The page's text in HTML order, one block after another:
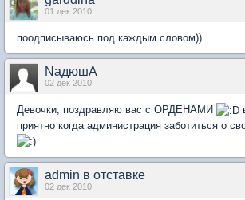
01 дек 2010
поодписываюсь под каждым словом))
NадюшА
02 дек 2010
Девочки, поздравляю вас с ОРДЕНАМИ
приятно когда администрация заботиться о
admin в отставке
02 дек 2010